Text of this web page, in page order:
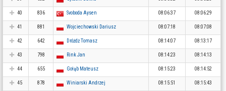
40 836 Svoboda Aysen 08:06:37 08:06:29
41 881 Wojciechowski Dariusz 08:07:18 08:07:08
42 642 Dróżdż Tomasz 08:14:07 08:13:17
43 798 Rink Jan 08:14:23 08:14:13
44 655 Gołąb Mateusz 08:15:23 08:14:52
45 878 Winiarski Andrzej 08:15:51 08:15:43